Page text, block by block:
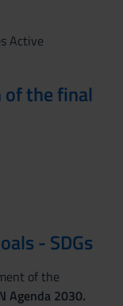
Active
the final
- SDGs
of the
Agenda 2030.